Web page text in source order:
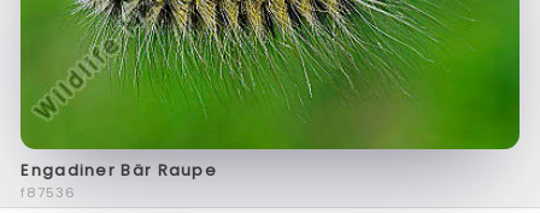
Engadiner Bär Raupe
f87536